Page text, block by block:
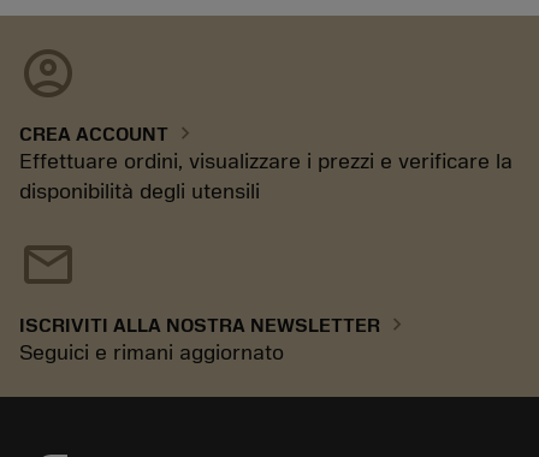
account_circle
CREA ACCOUNT chevron_right
Effettuare ordini, visualizzare i prezzi e verificare la
disponibilità degli utensili
mail
ISCRIVITI ALLA NOSTRA NEWSLETTER chevron_right
Seguici e rimani aggiornato